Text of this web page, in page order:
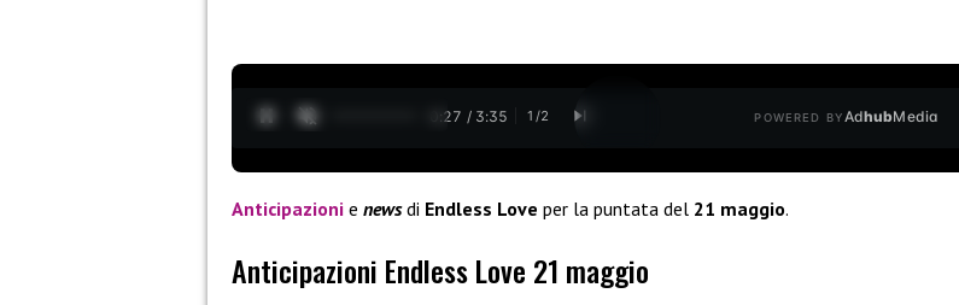
0:28 / 3:35 1 /2 POWERED BYAdhubMedia
Anticipazioni e newsdi Endless Love per la puntata del 21 maggio.
Anticipazioni Endless Love 21 maggio